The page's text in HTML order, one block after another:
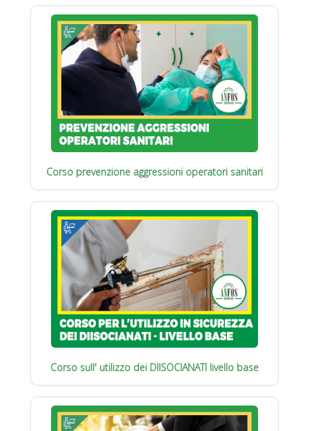
Corso prevenzione aggressioni operatori sanitari
Corso sull' utilizzo dei DIISOCIANATI livello base